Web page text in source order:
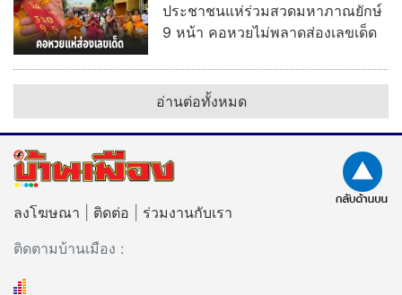
ประชาชนแห่ร่วมสวดมหาภาณยักษ์
9 หน้า คอหวยไม่พลาดส่องเลขเด็ด
อ่านต่อทั้งหมด
ลงโฆษณา ติดต่อ
ร่วมงานกับเรา
ติดตามบ้านเมือง :